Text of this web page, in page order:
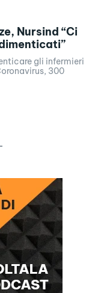
Nursind “Ci
gli infermieri
300